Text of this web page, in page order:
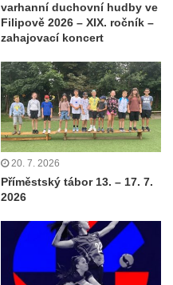
varhanní duchovní hudby ve
Filipově 2026 – XIX. ročník –
zahajovací koncert
20. 7. 2026
Příměstský tábor 13. – 17. 7.
2026